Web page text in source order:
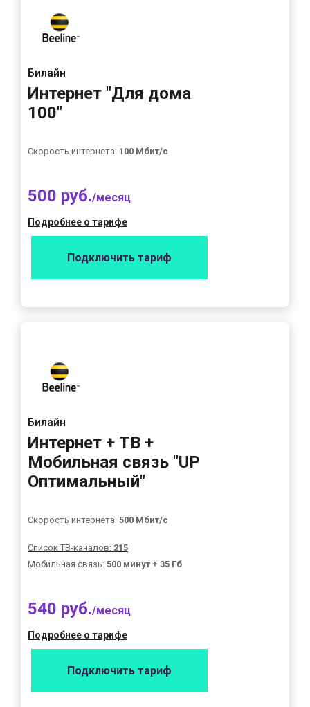
Билайн
Интернет "Для дома
100"
Скорость интернета: 100 Мбит/с
500 руб./месяц
Подробнее о тарифе
Подключить тариф
Билайн
Интернет + ТВ +
Мобильная связь "UP
Оптимальный"
Скорость интернета: 500 Мбит/с
Список ТВ-каналов: 215
Мобильная связь: 500 минут + 35 Гб
540 руб./месяц
Подробнее о тарифе
Подключить тариф